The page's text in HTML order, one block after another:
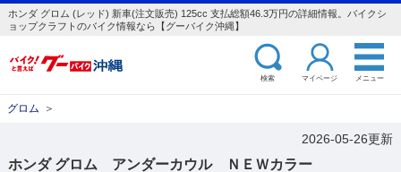
ホンダ グロム (レッド) 新車(注文販売) 125cc 支払総額46.3万円の詳細情報。バイクシ
ョップクラフトのバイク情報なら【グーバイク沖縄】
検索 マイページ メニュー
グロム ＞
2026-05-26更新
ホンダ グロム アンダーカウル ＮＥＷカラー